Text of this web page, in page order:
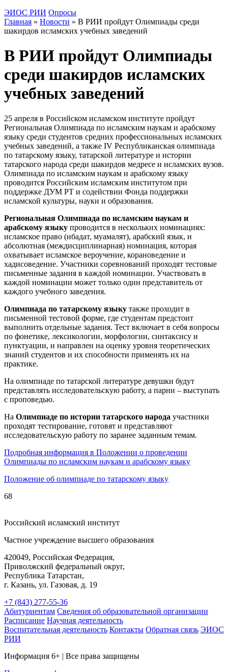
ЭИОС РИИ Опросы
Главная » Новости » В РИИ пройдут Олимпиады среди
шакирдов исламских учебных заведений
В РИИ пройдут Олимпиады
среди шакирдов исламских
учебных заведений
25 апреля в Российском исламском институте пройдут
Региональная Олимпиада по исламским наукам и арабскому
языку среди студентов средних профессиональных исламских
учебных заведений, а также IV Республиканская олимпиада
по татарскому языку, татарской литературе и истории
татарского народа среди шакирдов медресе и исламских вузов.
Олимпиада по исламским наукам и арабскому языку
проводится Российским исламским институтом при
поддержке ДУМ РТ и содействии Фонда поддержки
исламской культуры, науки и образования.
Региональная Олимпиада по исламским наукам и
арабскому языку проводится в нескольких номинациях:
исламское право (ибадат, муамалят), арабский язык, и
абсолютная (междисциплинарная) номинация, которая
охватывает исламское вероучение, корановедение и
хадисоведение. Участники соревнований проходят тестовые
письменные задания в каждой номинации. Участвовать в
каждой номинации может только один представитель от
каждого учебного заведения.
Олимпиада по татарскому языку также проходит в
письменной тестовой форме, где студентам предстоит
выполнить отдельные задания. Тест включает в себя вопросы
по фонетике, лексикологии, морфологии, синтаксису и
пунктуации, и направлен на оценку уровня теоретических
знаний студентов и их способности применять их на
практике.
На олимпиаде по татарской литературе девушки будут
представлять исследовательскую работу, а парни – выступать
с проповедью.
На Олимпиаде по истории татарского народа участники
проходят тестирование, готовят и представляют
исследовательскую работу по заранее заданным темам.
Подробная информация в Положении о проведении
Олимпиады по исламским наукам и арабскому языку
Положение об олимпиаде по татарскому языку
68
Российский исламский институт
Частное учреждение высшего образования
420049, Российская Федерация,
Приволжский федеральный округ,
Республика Татарстан,
г. Казань, ул. Газовая, д. 19
+7 (843) 277-55-36
Абитуриентам Сведения об образовательной организации
Расписание Научная деятельность
Воспитательная деятельность Контакты Обратная связь ЭИОС
РИИ
Информация 6+ | Все права защищены